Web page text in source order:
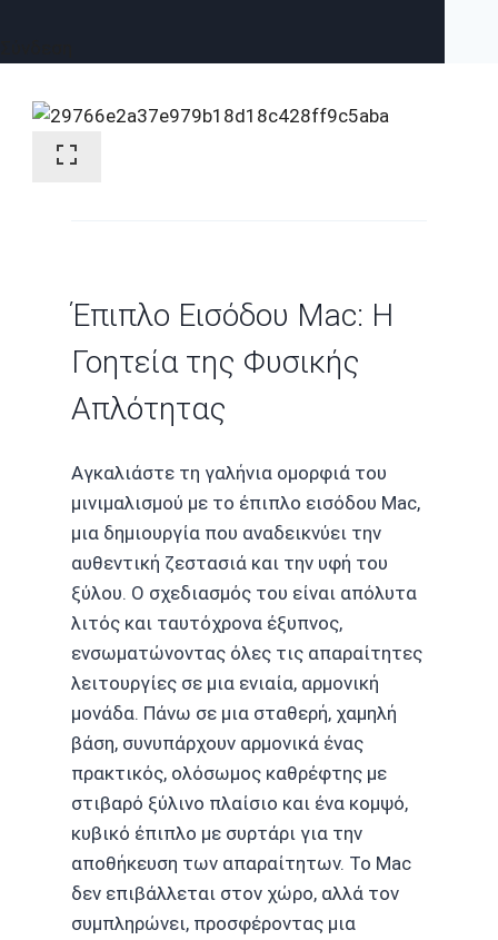
Έπιπλο Εισόδου Mac: Η
Γοητεία της Φυσικής
Απλότητας
Αγκαλιάστε τη γαλήνια ομορφιά του
μινιμαλισμού με το έπιπλο εισόδου Mac,
μια δημιουργία που αναδεικνύει την
αυθεντική ζεστασιά και την υφή του
ξύλου. Ο σχεδιασμός του είναι απόλυτα
λιτός και ταυτόχρονα έξυπνος,
ενσωματώνοντας όλες τις απαραίτητες
λειτουργίες σε μια ενιαία, αρμονική
μονάδα. Πάνω σε μια σταθερή, χαμηλή
βάση, συνυπάρχουν αρμονικά ένας
πρακτικός, ολόσωμος καθρέφτης με
στιβαρό ξύλινο πλαίσιο και ένα κομψό,
κυβικό έπιπλο με συρτάρι για την
αποθήκευση των απαραίτητων. Το Mac
δεν επιβάλλεται στον χώρο, αλλά τον
συμπληρώνει, προσφέροντας μια